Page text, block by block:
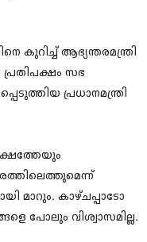
കുറിച്ച് ആഭ്യന്തരമന്ത്രി
പ്രതിപക്ഷം സഭ
പ്രധാനമന്ത്രി
മാറും. കാഴ്ചപ്പാടോ
പോലും വിശ്വാസമില്ല.